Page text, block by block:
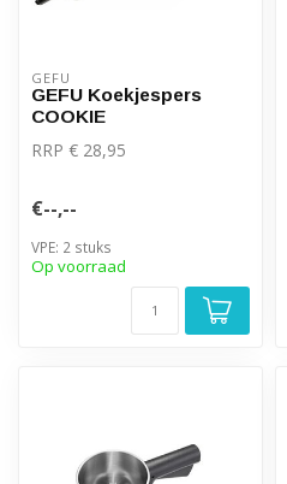
GEFU
GEFU Koekjespers
COOKIE
RRP € 28,95
€--,--
VPE: 2 stuks
Op voorraad